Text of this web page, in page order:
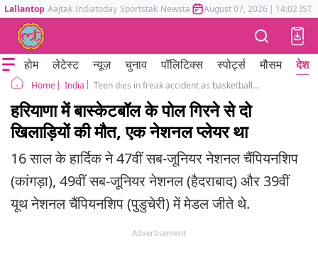
Lallantop Aajtak Indiatoday Sportstak Newstak Mumbai Tak Astrotak
August 07, 2026 | 14:02 IST
होम लेटेस्ट न्यूज़ चुनाव पॉलिटिक्स स्पोर्ट्स मौसम देश
Home India Teen dies in freak accident as basketball pole crushes him tragedy on camera
हरियाणा में बास्केटबॉल के पोल गिरने से दो
खिलाड़ियों की मौत, एक नेशनल प्लेयर था
16 साल के हार्दिक ने 47वीं सब-जूनियर नेशनल चैंपियनशिप
(कांगड़ा), 49वीं सब-जूनियर नेशनल (हैदराबाद) और 39वीं
यूथ नेशनल चैंपियनशिप (पुडुचेरी) में मेडल जीते थे.
Advertisement